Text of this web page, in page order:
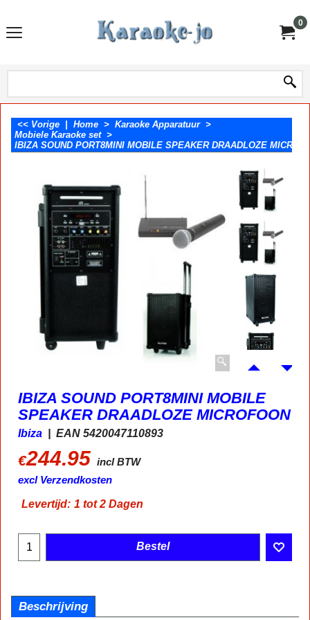
0
<< Vorige Home > Karaoke Apparatuur>
Mobiele Karaoke set>
IBIZA SOUND PORT8MINI MOBILE SPEAKER DRAADLOZE
IBIZA SOUND PORT8MINI MOBILE
SPEAKER DRAADLOZE MICROFOON
Ibiza EAN 5420047110893
€244.95 incl BTW
excl Verzendkosten
Levertijd: 1 tot 2 Dagen
Bestel
Beschrijving